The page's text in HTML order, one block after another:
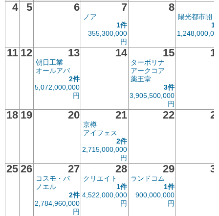
4 5 6 7
ノア
1件
355,300,000
円
8
陽光都市開
1
11 12 13
朝日工業
オールアバ
2件
5,072,000,000
円
14 15
ターボリナ
アークコア
薬王堂
3件
3,905,500,000
円
18 19 20 21
京樽
アイフェス
2件
2,715,000,000
円
22
25 26 27
コスモ・バ
ノエル
2件
2,784,960,000
円
28
クリエイト
1件
4,522,000,000
円
29
ランドコム
1件
900,000,000
円